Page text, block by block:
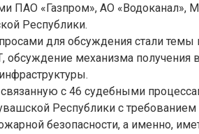
ПАО «Газпром», АО «Водоканал»,
Республики.
для обсуждения стали темы
обсуждение механизма получения
с 46 судебными
Республики с требованием
безопасности, а именно,